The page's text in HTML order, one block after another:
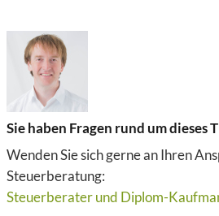
Sie haben Fragen rund um dieses
Wenden Sie sich gerne an Ihren
Steuerberatung:
Steuerberater und Diplom-